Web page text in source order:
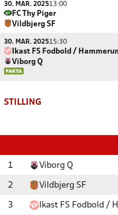
30. MAR. 202513:00
FC Thy Piger
Vildbjerg SF
30. MAR. 202515:30
Ikast FS Fodbold /
Viborg Q
STILLING
1 Viborg Q
2 Vildbjerg SF
3 Ikast FS Fodbold /